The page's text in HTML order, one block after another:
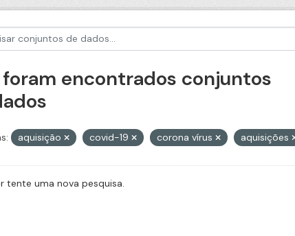
foram encontrados conjuntos
aquisição covid-19 corona vírus aquisições
tente uma nova pesquisa.